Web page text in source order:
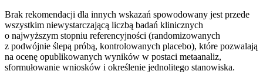
Brak rekomendacji dla innych wskazań spowodowany jest przede
wszystkim niewystarczającą liczbą badań klinicznych
o najwyższym stopniu referencyjności (randomizowanych
z podwójnie ślepą próbą, kontrolowanych placebo), które pozwalają
na ocenę opublikowanych wyników w postaci metaanaliz,
sformułowanie wniosków i określenie jednolitego stanowiska.